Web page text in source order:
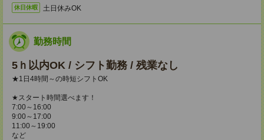
休日休暇 土日休みOK
勤務時間
5ｈ以内OK / シフト勤務 / 残業なし
★1日4時間～の時短シフトOK
★スタート時間選べます！
7:00～16:00
9:00～17:00
11:00～19:00
など